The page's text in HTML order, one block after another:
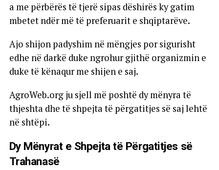
a me përbërës të tjerë sipas dëshirës ky gatim
mbetet ndër më të preferuarit e shqiptarëve.
Ajo shijon padyshim në mëngjes por sigurisht
edhe në darkë duke ngrohur gjithë organizmin e
duke të kënaqur me shijen e saj.
AgroWeb.org ju sjell më poshtë dy mënyra të
thjeshta dhe të shpejta të përgatitjes së saj lehtë
në shtëpi.
Dy Mënyrat e Shpejta të Përgatitjes së
Trahanasë